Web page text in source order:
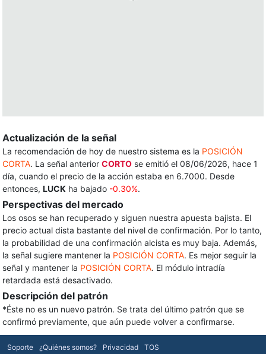
Actualización de la señal
La recomendación de hoy de nuestro sistema es la POSICIÓN
CORTA. La señal anterior CORTO se emitió el 08/06/2026, hace 1
día, cuando el precio de la acción estaba en 6.7000. Desde
entonces, LUCK ha bajado -0.30%.
Perspectivas del mercado
Los osos se han recuperado y siguen nuestra apuesta bajista. El
precio actual dista bastante del nivel de confirmación. Por lo tanto,
la probabilidad de una confirmación alcista es muy baja. Además,
la señal sugiere mantener la POSICIÓN CORTA. Es mejor seguir la
señal y mantener la POSICIÓN CORTA. El módulo intradía
retardada está desactivado.
Descripción del patrón
*Éste no es un nuevo patrón. Se trata del último patrón que se
confirmó previamente, que aún puede volver a confirmarse.
Soporte ¿Quiénes somos? Privacidad TOS